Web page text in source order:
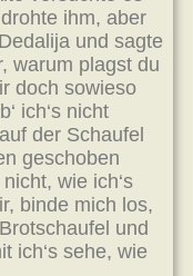
ihm, aber
und sagte
warum plagst du
doch sowieso
ich‘s nicht
der Schaufel
geschoben
wie ich‘s
binde mich los,
und
ich‘s sehe, wie